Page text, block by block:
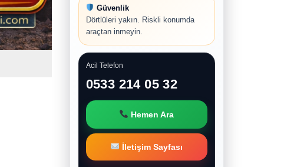
Güvenlik
Dörtlüleri yakın. Riskli konumda
araçtan inmeyin.
Acil Telefon
0533 214 05 32
Hemen Ara
İletişim Sayfası